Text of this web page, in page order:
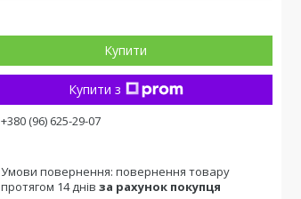
Купити
Купити з
+380 (96) 625-29-07
повернення товару
протягом 14 днів за рахунок покупця